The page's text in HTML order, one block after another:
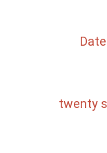
twenty